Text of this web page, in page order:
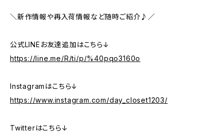
＼新作情報や再入荷情報など随時ご紹介♪／
公式LINEお友達追加はこちら↓
https://line.me/R/ti/p/%40pqo3160o
Instagramはこちら↓
https://www.instagram.com/day_closet1203/
Twitterはこちら↓